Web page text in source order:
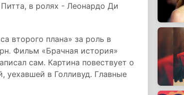
в ролях - Леонардо Ди
второго плана» за роль в
Фильм «Брачная история»
сам. Картина повествует о
уехавшей в Голливуд. Главные